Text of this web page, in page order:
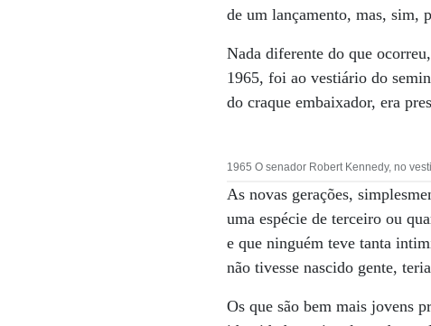
de um lançamento, mas, sim,
Nada diferente do que
1965, foi ao vestiário do
do craque embaixador, era
1965 O senador Robert Kennedy, no
As novas gerações,
uma espécie de terceiro ou
e que ninguém teve tanta
não tivesse nascido gente,
Os que são bem mais jovens